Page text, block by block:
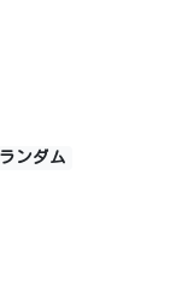
ランダム